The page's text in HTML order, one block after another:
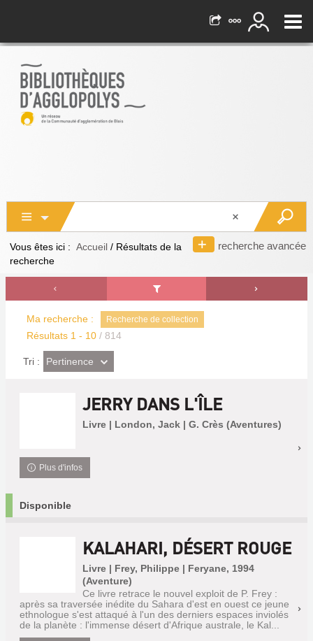
recherche avancée
Vous êtes ici : Accueil / Résultats de la
recherche
Ma recherche : Recherche de collection
Résultats 1 - 10 / 814
Tri : (Effet
imédiat)
Pertinence
JERRY DANS L'ÎLE
Livre | London, Jack | G. Crès (Aventures)
Plus d'infos
Disponible
KALAHARI, DÉSERT ROUGE
Livre | Frey, Philippe | Feryane, 1994
(Aventure)
Ce livre retrace le nouvel exploit de P. Frey :
après sa traversée inédite du Sahara d'est en ouest ce jeune
ethnologue s'est attaqué à l'un des derniers espaces inviolés
de la planète : l'immense désert d'Afrique australe, le Kal...